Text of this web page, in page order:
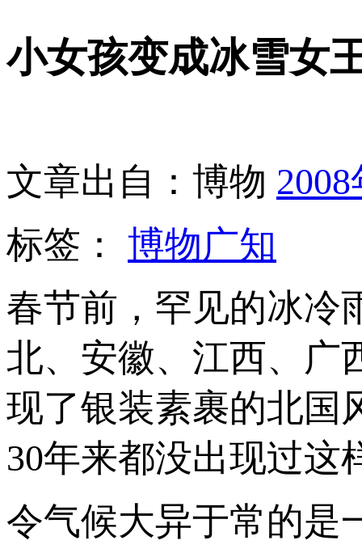
小女孩变成冰雪女
文章出自：博物
标签： 博物广知
春节前，罕见的冰冷
北、安徽、江西、
现了银装素裹的北国
30年来都没出现过这
令气候大异于常的